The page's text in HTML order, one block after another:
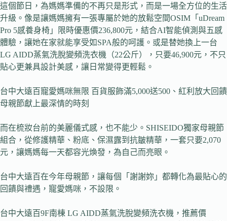
這個節日，為媽媽準備的不再只是形式，而是一場全方位的生活
升級。像是讓媽媽擁有一張專屬於她的放鬆空間OSIM「uDream
Pro 5感養身椅」限時優惠價236,800元，結合AI智能偵測與五感
體驗，讓她在家就能享受如SPA般的呵護。或是替她換上一台
LG AIDD蒸氣洗脫變頻洗衣機（22公斤），只要46,900元，不只
貼心更兼具設計美感，讓日常變得更輕鬆。
台中大遠百寵愛媽咪無限 百貨服飾滿5,000送500、紅利放大回饋
母親節獻上最深情的時刻
而在梳妝台前的美麗儀式感，也不能少。SHISEIDO獨家母親節
組合，從修護精華、粉底、保濕露到抗皺精華，一套只要2,070
元，讓媽媽每一天都容光煥發，為自己而亮眼。
台中大遠百在今年母親節，讓每個「謝謝妳」都轉化為最貼心的
回饋與禮遇，寵愛媽咪，不設限。
台中大遠百9F南棟 LG AIDD蒸氣洗脫變頻洗衣機，推薦價